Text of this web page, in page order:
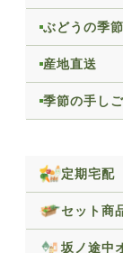
ぶどうの季節
産地直送
季節の手し
定期宅配
セット商
坂ノ途中